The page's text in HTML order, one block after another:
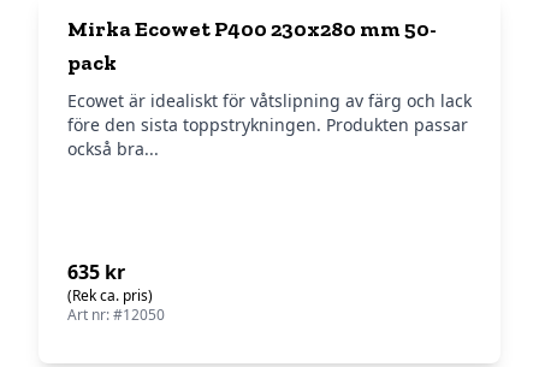
Mirka Ecowet P400 230x280 mm 50-
pack
Ecowet är idealiskt för våtslipning av färg och lack
före den sista toppstrykningen. Produkten passar
också bra...
635 kr
(Rek ca. pris)
Art nr: #12050